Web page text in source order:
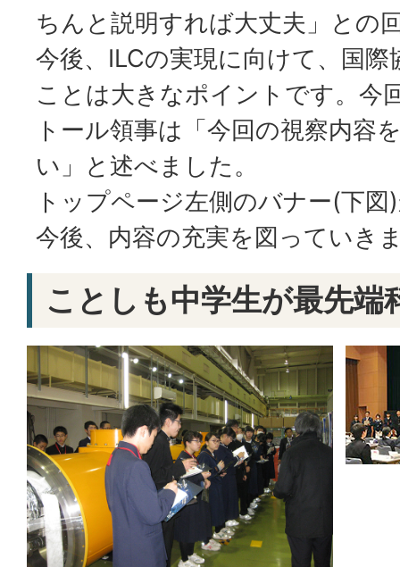
ちんと説明すれば大丈夫」との
今後、ILCの実現に向けて、国
ことは大きなポイントです。今
トール領事は「今回の視察内容
い」と述べました。
トップページ左側のバナー(下
今後、内容の充実を図っていき
ことしも中学生が最先端